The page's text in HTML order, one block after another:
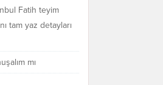
Fatih teyim
tam yaz detayları
mı